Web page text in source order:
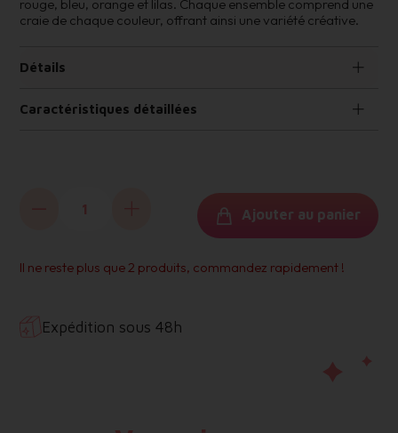
rouge, bleu, orange et lilas. Chaque ensemble comprend une
craie de chaque couleur, offrant ainsi une variété créative.
Détails
Caractéristiques détaillées
Ajouter au panier
Il ne reste plus que 2 produits, commandez rapidement !
Expédition sous 48h